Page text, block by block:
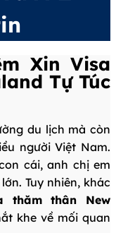
Xin Visa
Tự Túc
du lịch mà còn
người Việt Nam.
cái, anh chị em
Tuy nhiên, khác
thăm thân New
khe về mối quan